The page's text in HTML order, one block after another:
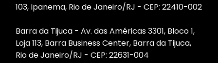
103, Ipanema, Rio de Janeiro/RJ - CEP: 22410-002
Barra da Tijuca - Av. das Américas 3301, Bloco 1,
Loja 113, Barra Business Center, Barra da Tijuca,
Rio de Janeiro/RJ - CEP: 22631-004